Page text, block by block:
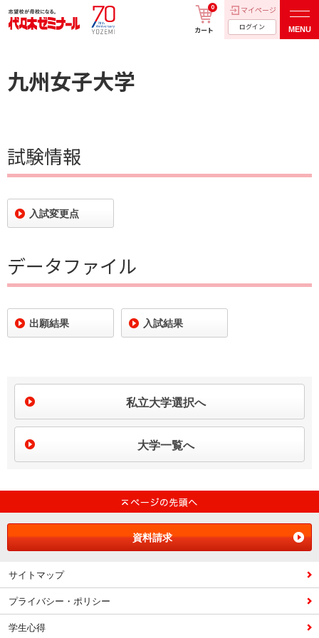
カート
0 マイページ
ログイン MENU
九州女子大学
試験情報
入試変更点
データファイル
出願結果 入試結果
私立大学選択へ
大学一覧へ
資料請求
サイトマップ
プライバシー・ポリシー
学生心得